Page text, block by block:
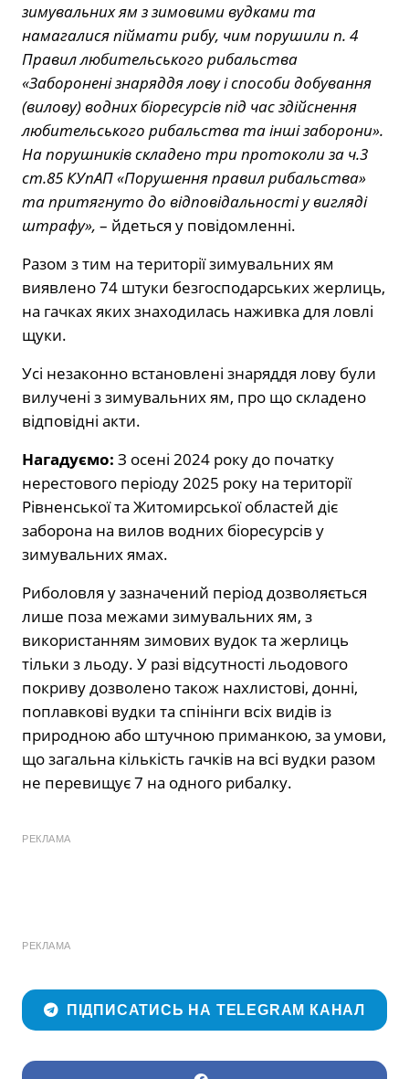
зимувальних ям з зимовими вудками та
намагалися піймати рибу, чим порушили п. 4
Правил любительського рибальства
«Заборонені знаряддя лову і способи добування
(вилову) водних біоресурсів під час здійснення
любительського рибальства та інші заборони».
На порушників складено три протоколи за ч.3
ст.85 КУпАП «Порушення правил рибальства»
та притягнуто до відповідальності у вигляді
штрафу», – йдеться у повідомленні.
Разом з тим на території зимувальних ям
виявлено 74 штуки безгосподарських жерлиць,
на гачках яких знаходилась наживка для ловлі
щуки.
Усі незаконно встановлені знаряддя лову були
вилучені з зимувальних ям, про що складено
відповідні акти.
Нагадуємо: З осені 2024 року до початку
нерестового періоду 2025 року на території
Рівненської та Житомирської областей діє
заборона на вилов водних біоресурсів у
зимувальних ямах.
Риболовля у зазначений період дозволяється
лише поза межами зимувальних ям, з
використанням зимових вудок та жерлиць
тільки з льоду. У разі відсутності льодового
покриву дозволено також нахлистові, донні,
поплавкові вудки та спінінги всіх видів із
природною або штучною приманкою, за умови,
що загальна кількість гачків на всі вудки разом
не перевищує 7 на одного рибалку.
РЕКЛАМА
РЕКЛАМА
ПІДПИСАТИСЬ НА TELEGRAM КАНАЛ